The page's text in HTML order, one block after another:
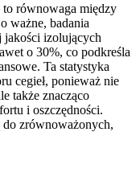
równowaga między
ważne, badania
jakości izolujących
o 30%, co podkreśla
Ta statystyka
cegieł, ponieważ nie
także znacząco
i oszczędności.
do zrównoważonych,